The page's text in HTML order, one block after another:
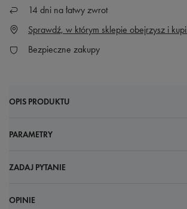
14 dni na łatwy zwrot
Sprawdź, w którym sklepie obejrzysz i
Bezpieczne zakupy
OPIS PRODUKTU
PARAMETRY
ZADAJ PYTANIE
OPINIE